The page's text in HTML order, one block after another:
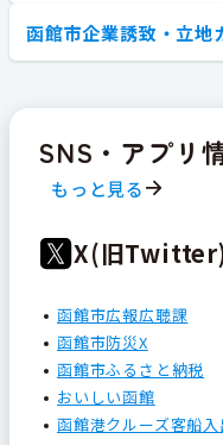
函館市企業誘致・立地
SNS・アプリ
もっと見る
X(旧
函館市広報広聴課
函館市防災X
函館市ふるさと納税
おいしい函館
函館港クルーズ客船